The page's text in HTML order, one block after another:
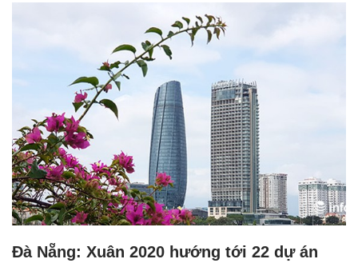
Đà Nẵng: Xuân 2020 hướng tới 22 dự án